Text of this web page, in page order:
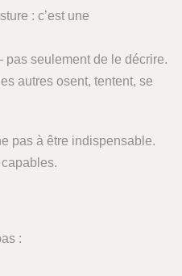
: c’est une
seulement de le décrire.
autres osent, tentent, se
pas à être indispensable.
capables.
: